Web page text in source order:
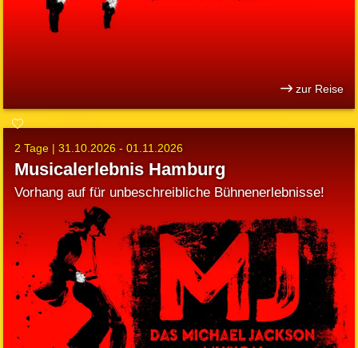
zur Reise
2 Tage |31.10.2026 - 01.11.2026
Musicalerlebnis Hamburg
Vorhang auf für unbeschreibliche Bühnenerlebnisse!